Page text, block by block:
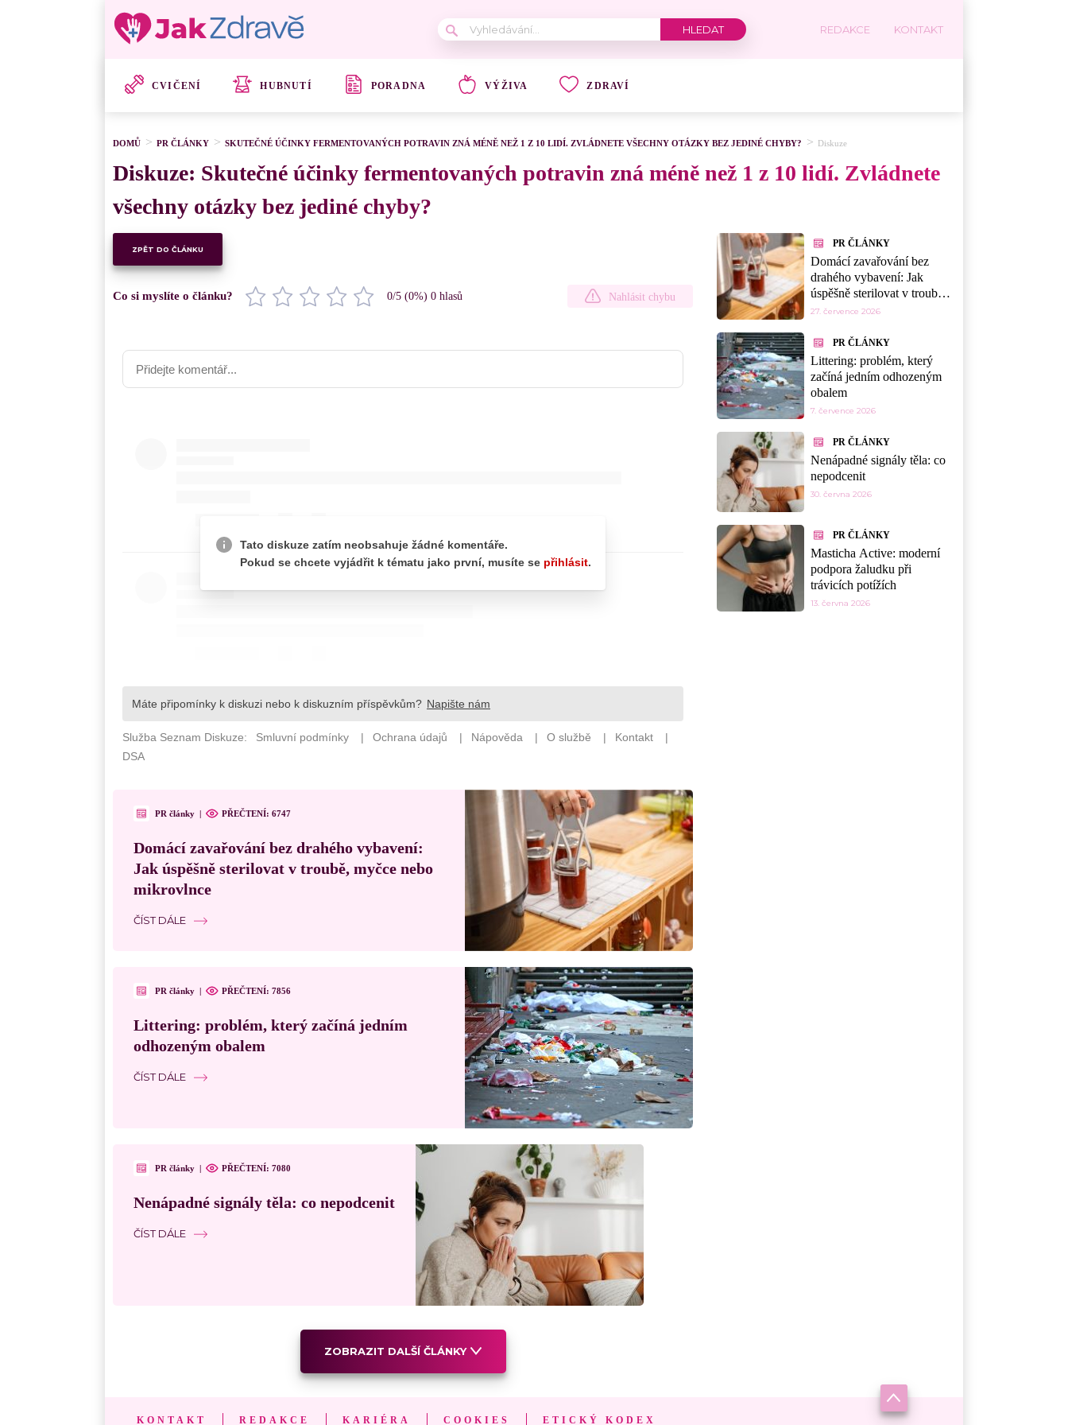
REDAKCE KONTAKT
CVIČENÍ HUBNUTÍ PORADNA VÝŽIVA ZDRAVÍ
DOMŮ PR ČLÁNKY SKUTEČNÉ ÚČINKY FERMENTOVANÝCH POTRAVIN ZNÁ MÉNĚ NEŽ 1 Z 10 LIDÍ. ZVLÁDNETE VŠECHNY OTÁZKY BEZ JEDINÉ CHYBY? Diskuze
Diskuze: Skutečné účinky fermentovaných potravin zná méně než 1 z 10 lidí. Zvládnete
všechny otázky bez jediné chyby?
ZPĚT DO ČLÁNKU
Co si myslíte o článku? 0/5 (0%) 0 hlasů Nahlásit chybu
PR články | PŘEČTENÍ: 6747
Domácí zavařování bez drahého vybavení:
Jak úspěšně sterilovat v troubě, myčce nebo
mikrovlnce
ČÍST DÁLE
PR články | PŘEČTENÍ: 7856
Littering: problém, který začíná jedním
odhozeným obalem
ČÍST DÁLE
PR články | PŘEČTENÍ: 7080
Nenápadné signály těla: co nepodcenit
ČÍST DÁLE
ZOBRAZIT DALŠÍ ČLÁNKY
PR ČLÁNKY
Domácí zavařování bez
drahého vybavení: Jak
úspěšně sterilovat v troubě,
myčce nebo mikrovlnce
27. července 2026
PR ČLÁNKY
Littering: problém, který
začíná jedním odhozeným
obalem
7. července 2026
PR ČLÁNKY
Nenápadné signály těla: co
nepodcenit
30. června 2026
PR ČLÁNKY
Masticha Active: moderní
podpora žaludku při
trávicích potížích
13. června 2026
KONTAKT REDAKCE KARIÉRA COOKIES ETICKÝ KODEX